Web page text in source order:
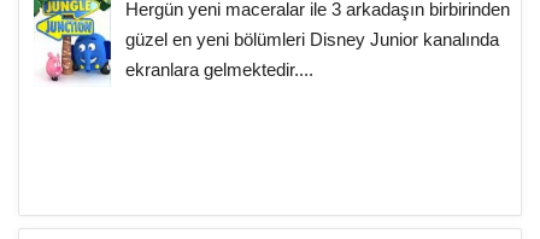
Hergün yeni maceralar ile 3 arkadaşın birbirinden
güzel en yeni bölümleri Disney Junior kanalında
ekranlara gelmektedir....